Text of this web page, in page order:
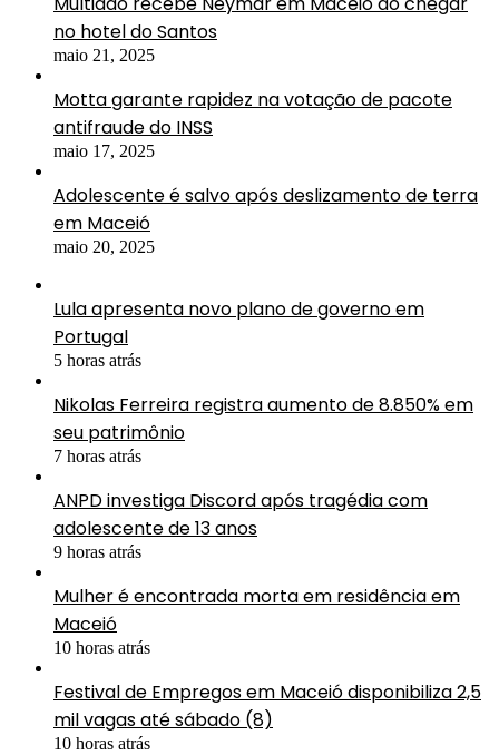
no hotel do Santos
maio 21, 2025
Motta garante rapidez na votação de pacote
antifraude do INSS
maio 17, 2025
Adolescente é salvo após deslizamento de terra
em Maceió
maio 20, 2025
Lula apresenta novo plano de governo em
Portugal
5 horas atrás
Nikolas Ferreira registra aumento de 8.850% em
seu patrimônio
7 horas atrás
ANPD investiga Discord após tragédia com
adolescente de 13 anos
9 horas atrás
Mulher é encontrada morta em residência em
Maceió
10 horas atrás
Festival de Empregos em Maceió disponibiliza 2,5
mil vagas até sábado (8)
10 horas atrás